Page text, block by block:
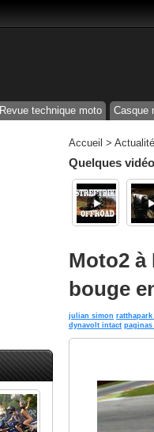
Revue technique moto Casque
Accueil >
Quelques
Moto2
bouge
julian simon
dynavolt intact paginas